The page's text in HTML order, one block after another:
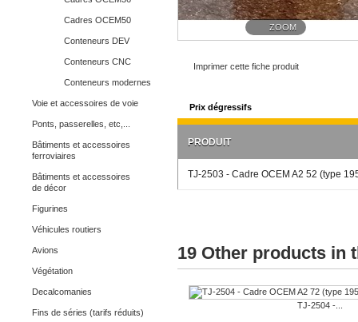
Cadres OCEM50
Conteneurs DEV
Conteneurs CNC
Conteneurs modernes
Voie et accessoires de voie
Ponts, passerelles, etc,...
Bâtiments et accessoires
ferroviaires
Bâtiments et accessoires
de décor
Figurines
Véhicules routiers
Avions
Végétation
Decalcomanies
Fins de séries (tarifs réduits)
ZOOM
Imprimer cette fiche produit
Prix dégressifs
PRODUIT
TJ-2503 - Cadre OCEM A2 52 (type
19 Other products in
TJ-2504 -...